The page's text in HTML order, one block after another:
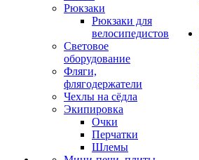
Рюкзаки
Рюкзаки для
велосипедистов
Световое
оборудование
Фляги,
флягодержатели
Чехлы на сёдла
Экипировка
Очки
Перчатки
Шлемы